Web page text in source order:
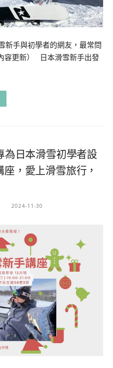
新手與初學者的網友，最常問
容更新） 日本滑雪新手出發
為日本滑雪初學者設
，愛上滑雪旅行，
2024-11-30